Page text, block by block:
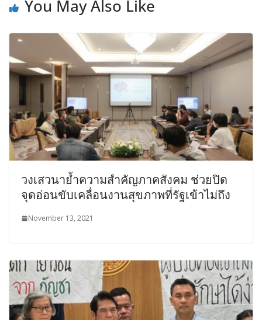
You May Also Like
วงเสวนาย้ำความสำคัญภาคสังคม ช่วยปิด
จุดอ่อนขับเคลื่อนงานสุขภาพที่รัฐเข้าไม่ถึง
November 13, 2021